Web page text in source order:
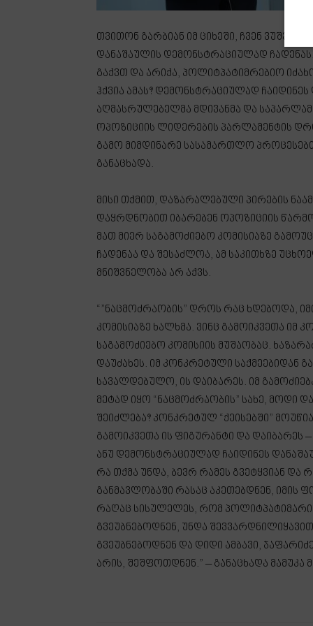
თვითონ გარბიან იმ ციხეში, ჩვენ
დანაშაულის დემონსტრაციულად
გაქვთ და არიქა, პოლიტპატიმრებიო
ჰქვია ამას? დემონსტრაციულად
აღმასრულებელმა მდივანმა და
ოპოზიციის ლიდერების პარლამენტის
გამო მიმდინარე სასამართლო
განაცხადა.
მისი თქმით, დაზარალებული პირების
დაყრდნობით იბარებენ ოპოზიციის
მათ მიერ საგამოძიებო კომისიაზე
ჩადენაა და შესაძლოა, ამ საკითხზე
მნიშვნელობა არ აქვს.
“”ნაცმოძრაობის” დროს რაც ხდებოდა,
კომისიაზე ხალხმა. ვინც გამოიკვეთა იმ
საგამოძიებო კომისიის მუშაობაც.
დაუძახეს. იმ კონკრეტული საქმეებიდან
სავალდებულო, ის დაიბარეს. იმ
მეტად იყო “ნაცმოძრაობის” სახე, მოდი
შეიძლება? კონკრეტულ “ქეისებში”
გამოიკვეთა ის ფიგურანტი და დაიბარეს
ანუ დემონსტრაციულად ჩაიდინეს
რა თქმა უნდა, ბევრ რამეს გვეტყვიან და
განმავლობაში რასაც აკეთებდნენ, იმის
რაღაც სისულელეს, რომ
გვეუბნებოდნენ, უნდა
გვეუბნებოდნენ და დიდი ამბავი,
არის, შეშფოთდნენ.” – განაცხადა მამუკა